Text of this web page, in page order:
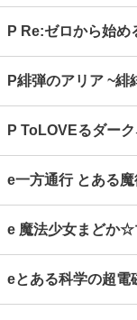
P Re:ゼロから始め
P緋弾のアリア ~緋
P ToLOVEるダー
e一方通行 とある
e 魔法少女まどか☆
eとある科学の超